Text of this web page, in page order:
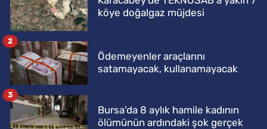
köye doğalgaz müjdesi
Ödemeyenler araçlarını
satamayacak, kullanamayacak
2
Bursa'da 8 aylık hamile kadının
ölümünün ardındaki şok gerçek
3